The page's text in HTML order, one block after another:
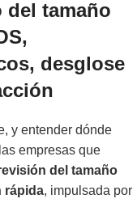
tamaño
desglose
y entender dónde
empresas que
del tamaño
rápida, impulsada por